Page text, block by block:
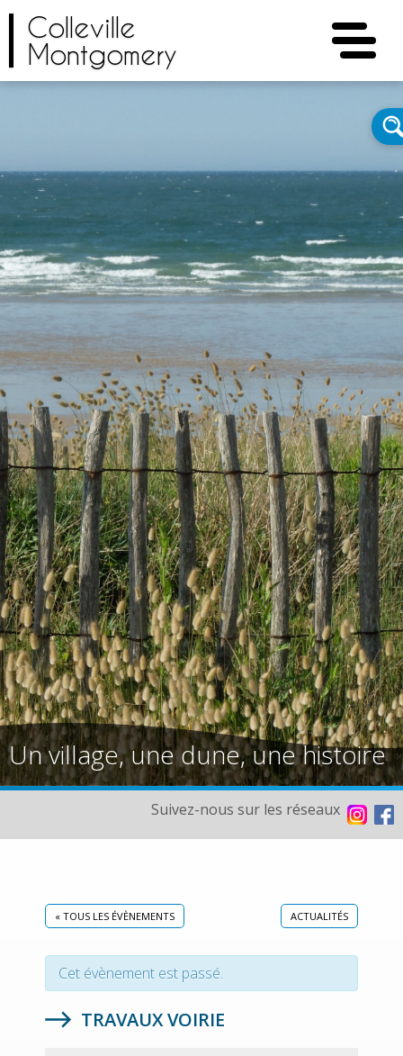
Colleville
Montgomery
Un village, une dune, une histoire
Suivez-nous sur les réseaux
« TOUS LES ÉVÈNEMENTS ACTUALITÉS
Cet évènement est passé.
TRAVAUX VOIRIE